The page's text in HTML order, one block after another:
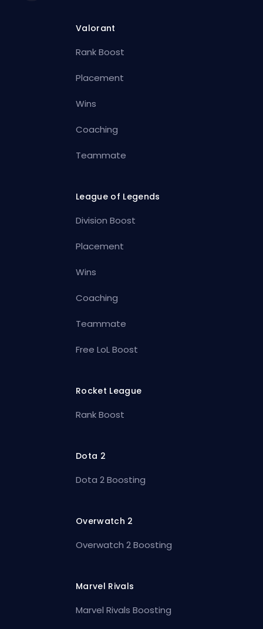
Valorant
Rank Boost
Placement
Wins
Coaching
Teammate
League of Legends
Division Boost
Placement
Wins
Coaching
Teammate
Free LoL Boost
Rocket League
Rank Boost
Dota 2
Dota 2 Boosting
Overwatch 2
Overwatch 2 Boosting
Marvel Rivals
Marvel Rivals Boosting